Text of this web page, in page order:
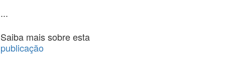
...
Saiba mais sobre esta
publicação